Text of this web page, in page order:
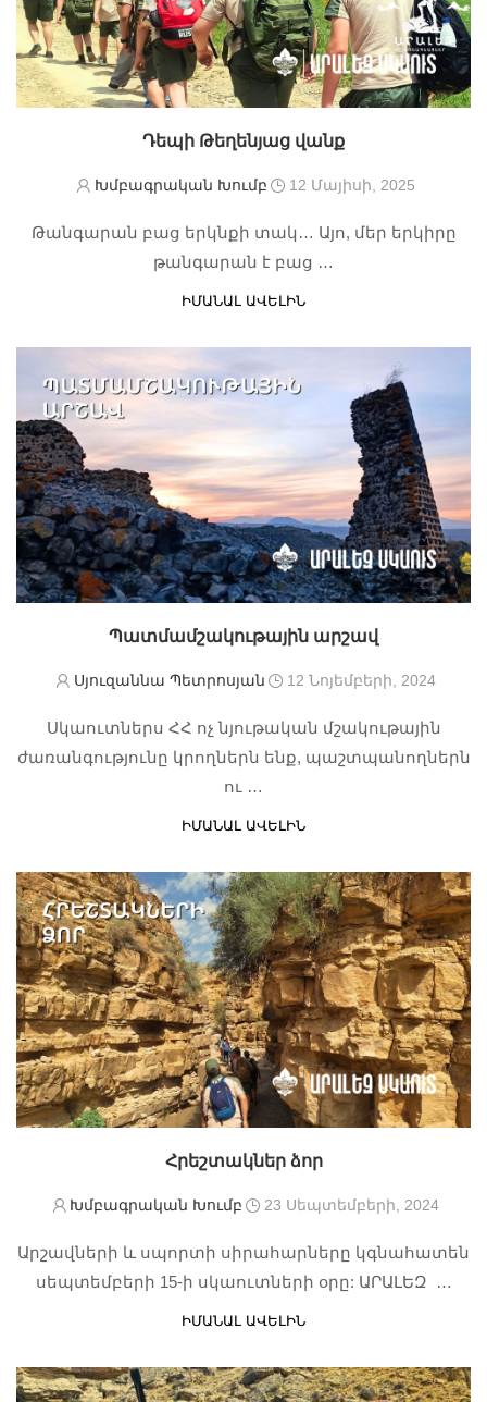
Դեպի Թեղենյաց վանք
Խմբագրական Խումբ 12 Մայիսի, 2025
Թանգարան բաց երկնքի տակ… Այո, մեր երկիրը
թանգարան է բաց …
ԻՄԱՆԱԼ ԱՎԵԼԻՆ
Պատմամշակութային արշավ
Սյուզաննա Պետրոսյան 12 Նոյեմբերի, 2024
Սկաուտներս ՀՀ ոչ նյութական մշակութային
ժառանգությունը կրողներն ենք, պաշտպանողներն
ու …
ԻՄԱՆԱԼ ԱՎԵԼԻՆ
Հրեշտակներ ձոր
Խմբագրական Խումբ 23 Սեպտեմբերի, 2024
Արշավների և սպորտի սիրահարները կգնահատեն
սեպտեմբերի 15-ի սկաուտների օրը: ԱՐԱԼԵԶ …
ԻՄԱՆԱԼ ԱՎԵԼԻՆ